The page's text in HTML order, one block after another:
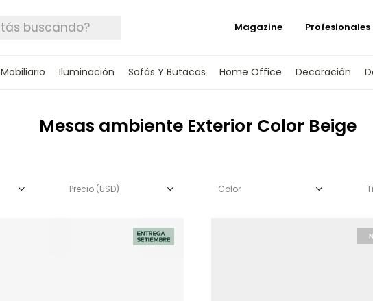
Mobiliario Iluminación Sofás Y Butacas Home Office Decoración
Magazine Profesionales
Mesas ambiente Exterior Color Beige
Precio (USD) Color